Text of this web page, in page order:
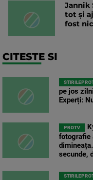
Jannik
tot și
fost
CITESTE SI
pe jos
Experți:
PROTV
fotografie
secunde,